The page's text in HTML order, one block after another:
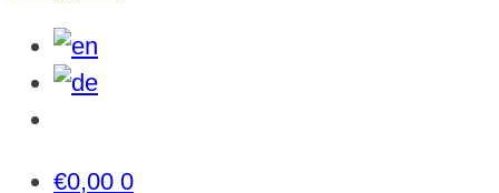
€0,00 0